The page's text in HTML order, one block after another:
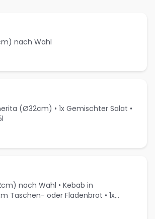
nach Wahl
• 1x Gemischter Salat •
Wahl • Kebab in
oder Fladenbrot • 1x
• 1x Gemischter Salat